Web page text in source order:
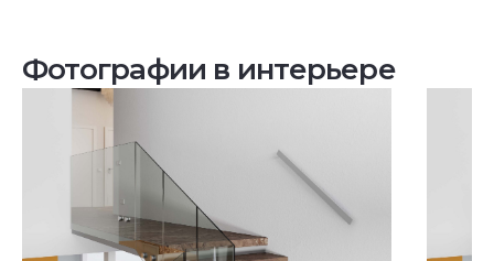
Фотографии в интерьере